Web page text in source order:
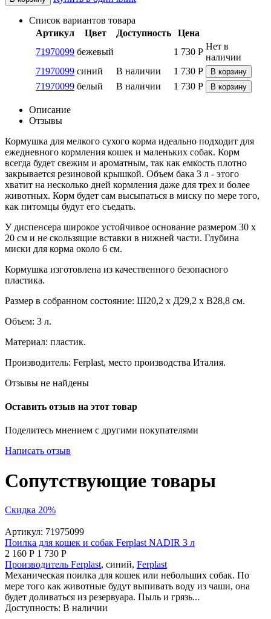
Список вариантов товара
Артикул
Цвет Доступность
Цена
71970099 бежевый 1 730 Р
Нет в
наличии
71970099 синий В наличии 1 730 Р В корзину
71970099 белый В наличии 1 730 Р В корзину
Описание
Отзывы
Кормушка для мелкого сухого корма идеально подходит для
ежедневного кормления кошек и маленьких собак. Корм
всегда будет свежим и ароматным, так как емкость плотно
закрывается резиновой крышкой. Объем бака 3 л - этого
хватит на несколько дней кормления даже для трех и более
животных. Корм будет сам высыпаться в миску по мере того,
как питомцы будут его съедать.
У диспенсера широкое устойчивое основание размером 30 х
20 см и не скользящие вставки в нижней части. Глубина
миски для корма около 6 см.
Кормушка изготовлена из качественного безопасного
пластика.
Размер в собранном состояние: Ш20,2 х Д29,2 х В28,8 см.
Объем: 3 л.
Материал: пластик.
Производитель: Ferplast, место производства Италия.
Отзывы не найдены
Оставить отзыв на этот товар
Поделитесь мнением с другими покупателями
Написать отзыв
Сопутствующие товары
Скидка 20%
Артикул: 71975099
Поилка для кошек и собак Ferplast NADIR 3 л
2 160 Р 1 730 Р
Производитель Ferplast, синий, Ferplast
Механическая поилка для кошек или небольших собак. По
мере того как животные будут выпивать воду из чаши, она
будет доливаться из резервуара. Пыль и грязь...
Доступность: В наличии